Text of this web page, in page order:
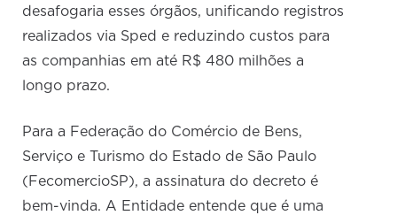
desafogaria esses órgãos, unificando registros
realizados via Sped e reduzindo custos para
as companhias em até R$ 480 milhões a
longo prazo.
Para a Federação do Comércio de Bens,
Serviço e Turismo do Estado de São Paulo
(FecomercioSP), a assinatura do decreto é
bem-vinda. A Entidade entende que é uma